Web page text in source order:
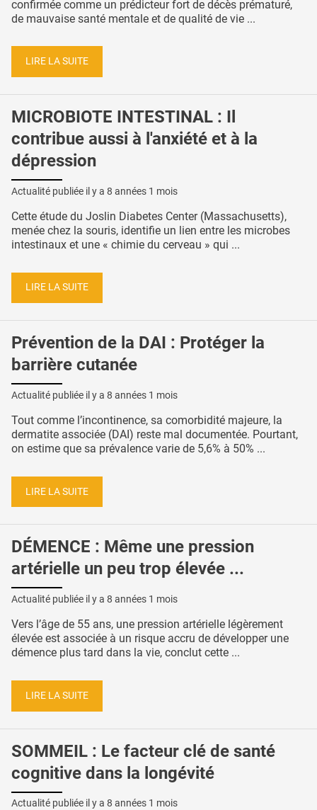
confirmée comme un prédicteur fort de décès prématuré,
de mauvaise santé mentale et de qualité de vie ...
LIRE LA SUITE
MICROBIOTE INTESTINAL : Il
contribue aussi à l'anxiété et à la
dépression
Actualité publiée il y a 8 années 1 mois
Cette étude du Joslin Diabetes Center (Massachusetts),
menée chez la souris, identifie un lien entre les microbes
intestinaux et une « chimie du cerveau » qui ...
LIRE LA SUITE
Prévention de la DAI : Protéger la
barrière cutanée
Actualité publiée il y a 8 années 1 mois
Tout comme l’incontinence, sa comorbidité majeure, la
dermatite associée (DAI) reste mal documentée. Pourtant,
on estime que sa prévalence varie de 5,6% à 50% ...
LIRE LA SUITE
DÉMENCE : Même une pression
artérielle un peu trop élevée ...
Actualité publiée il y a 8 années 1 mois
Vers l’âge de 55 ans, une pression artérielle légèrement
élevée est associée à un risque accru de développer une
démence plus tard dans la vie, conclut cette ...
LIRE LA SUITE
SOMMEIL : Le facteur clé de santé
cognitive dans la longévité
Actualité publiée il y a 8 années 1 mois